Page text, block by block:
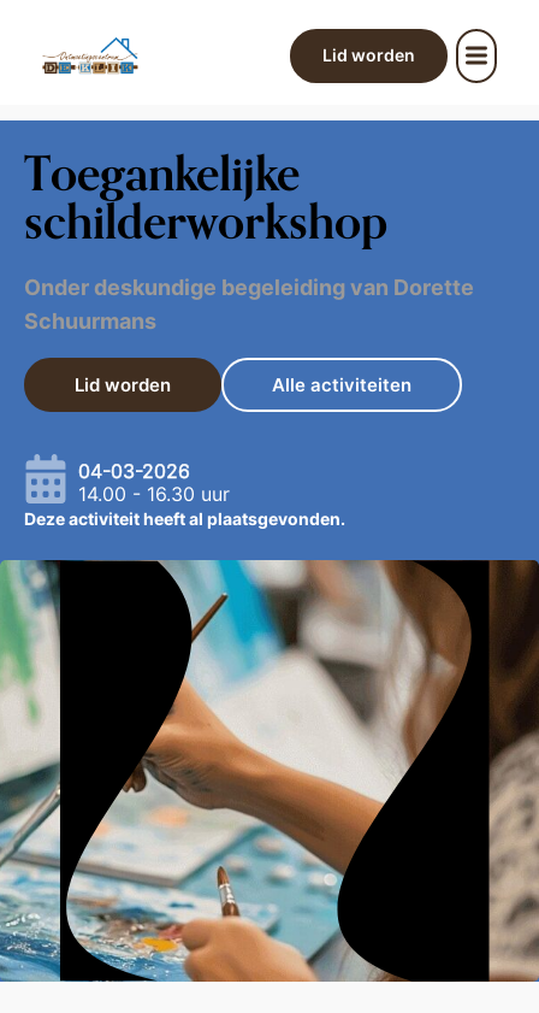
Lid worden
Toegankelijke
schilderworkshop
Onder deskundige begeleiding van Dorette
Schuurmans
Lid worden Alle activiteiten
04-03-2026
14.00 - 16.30 uur